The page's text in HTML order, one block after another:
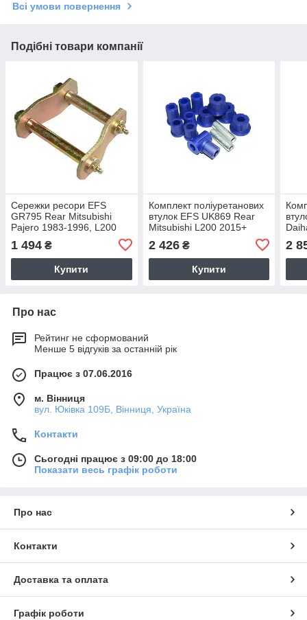
Всі умови повернення
Подібні товари компанії
Сережки ресори EFS
GR795 Rear Mitsubishi
Pajero 1983-1996, L200
1 494 ₴
Купити
Комплект поліуретанових
втулок EFS UK869 Rear
Mitsubishi L200 2015+
2 426₴
Купити
2
Про нас
Рейтинг не сформований
Менше 5 відгуків за останній рік
Працює з 07.06.2016
м. Вінниця
вул. Юківка 109Б, Вінниця, Україна
Контакти
Сьогодні працює з 09:00 до 18:00
Показати весь графік роботи
Про нас
Контакти
Доставка та оплата
Графік роботи